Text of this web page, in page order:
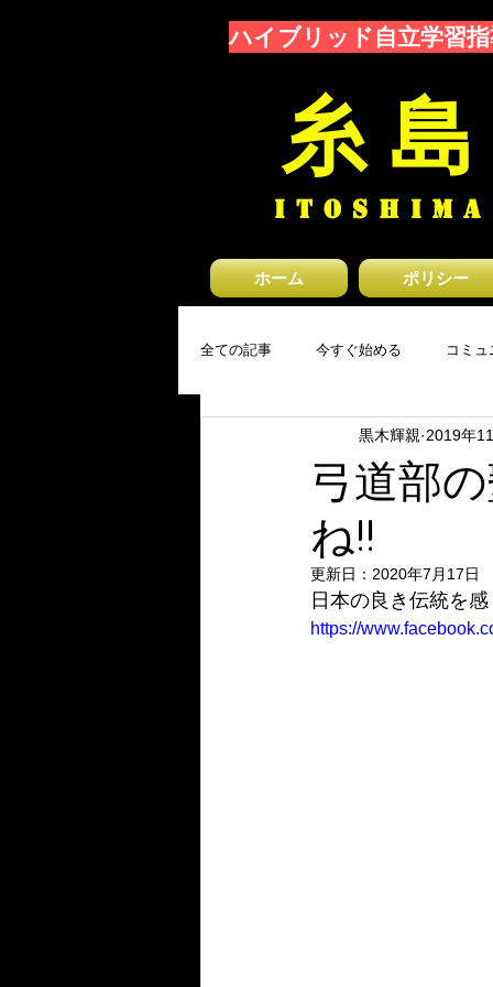
ハイブリッド自立学習
糸
ホーム ポリシー
全ての記事 今すぐ始める コミュ
弓道部
ね!!
黒木輝親 2019年
更新日： 2020年7月17日
日本の良き伝統を
https://